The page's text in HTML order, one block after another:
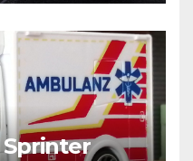
Sprinter